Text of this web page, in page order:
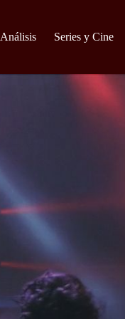
Análisis Series y Cine